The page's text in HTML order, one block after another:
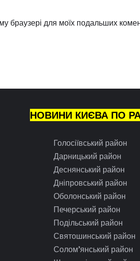
браузері для моїх подальших
НОВИНИ КИЄВА ПО
Голосіївський район
Дарницький район
Деснянський район
Дніпровський район
Оболонський район
Печерський район
Подільський район
Святошинський район
Солом’янський район